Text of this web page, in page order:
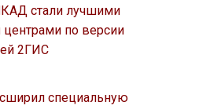
стали лучшими
по версии
2ГИС
специальную